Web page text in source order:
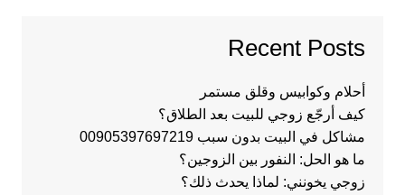
Recent Posts
أحلام وكوابيس وقلق مستمر
كيف أرجّع زوجي للبيت بعد الطلاق؟
مشاكل في البيت بدون سبب 00905397697219
ما هو الحل: النفور بين الزوجين؟
زوجي يخونني: لماذا يحدث ذلك؟